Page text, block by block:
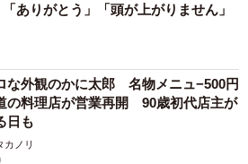
ありがとう」「頭が上がりません」
な外観のかに太郎 名物メニュ−500円
の料理店が営業再開 90歳初代店主が
日も
カノリ